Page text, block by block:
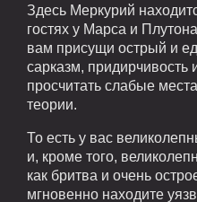
Здесь Меркурий
гостях у Марса и
вам присущи острый и
сарказм, придирчивость
просчитать слабые
теории.
То есть у вас
и, кроме того,
как бритва и очень
мгновенно находите